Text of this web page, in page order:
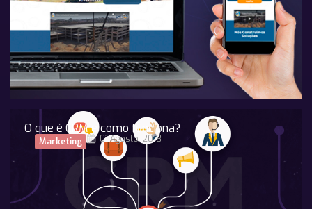
O que é CRM e como funciona?
Marketing 01 Agosto, 2018